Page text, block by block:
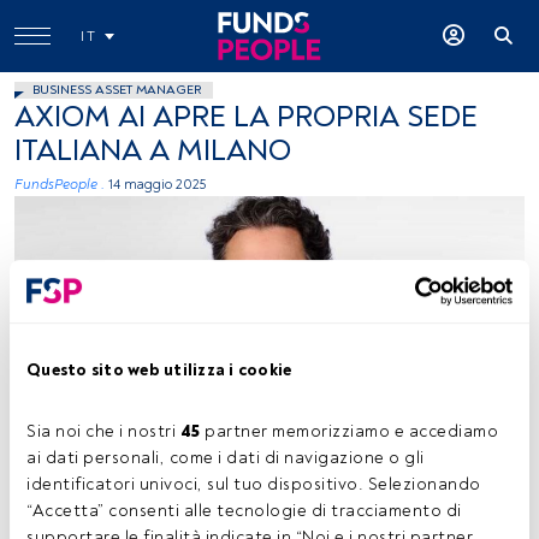
Questo sito web utilizza i cookie
Sia noi che i nostri 45 partner memorizziamo e accediamo
ai dati personali, come i dati di navigazione o gli
identificatori univoci, sul tuo dispositivo. Selezionando
“Accetta” consenti alle tecnologie di tracciamento di
IT
BUSINESS ASSET MANAGER
AXIOM AI APRE LA PROPRIA SEDE
ITALIANA A MILANO
FundsPeople . 14 maggio 2025